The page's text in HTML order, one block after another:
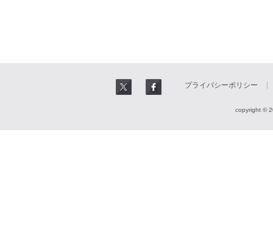
プライバシーポリシー
copyright ©